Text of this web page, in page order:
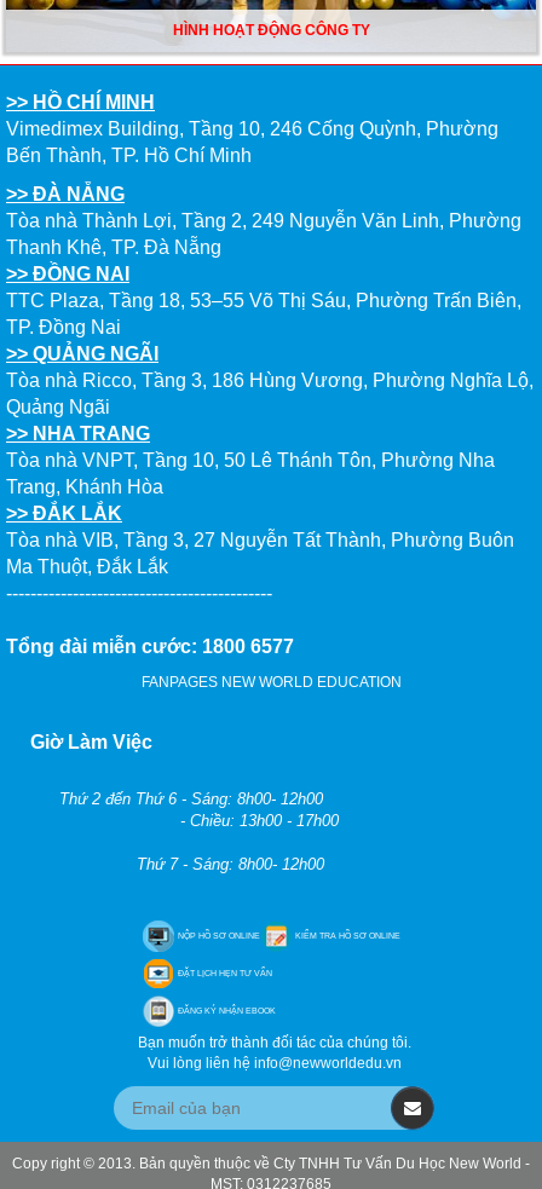
HÌNH HOẠT ĐỘNG CÔNG TY
>> HỒ CHÍ MINH
Vimedimex Building, Tầng 10, 246 Cống Quỳnh, Phường
Bến Thành, TP. Hồ Chí Minh
>> ĐÀ NẴNG
Tòa nhà Thành Lợi, Tầng 2, 249 Nguyễn Văn Linh, Phường
Thanh Khê, TP. Đà Nẵng
>> ĐỒNG NAI
TTC Plaza, Tầng 18, 53–55 Võ Thị Sáu, Phường Trấn Biên,
TP. Đồng Nai
>> QUẢNG NGÃI
Tòa nhà Ricco, Tầng 3, 186 Hùng Vương, Phường Nghĩa Lộ,
Quảng Ngãi
>> NHA TRANG
Tòa nhà VNPT, Tầng 10, 50 Lê Thánh Tôn, Phường Nha
Trang, Khánh Hòa
>> ĐẮK LẮK
Tòa nhà VIB, Tầng 3, 27 Nguyễn Tất Thành, Phường Buôn
Ma Thuột, Đắk Lắk
--------------------------------------------
Tổng đài miễn cước: 1800 6577
FANPAGES NEW WORLD EDUCATION
Giờ Làm Việc
Thứ 2 đến Thứ 6 - Sáng: 8h00- 12h00
- Chiều: 13h00 - 17h00
Thứ 7 - Sáng: 8h00- 12h00
NỘP HỒ SƠ ONLINE KIỂM TRA HỒ SƠ ONLINE
ĐẶT LỊCH HẸN TƯ VẤN
ĐĂNG KÝ NHẬN EBOOK
Bạn muốn trở thành đối tác của chúng tôi.
Vui lòng liên hệ info@newworldedu.vn
Copy right © 2013. Bản quyền thuộc về Cty TNHH Tư Vấn Du Học New World -
MST: 0312237685